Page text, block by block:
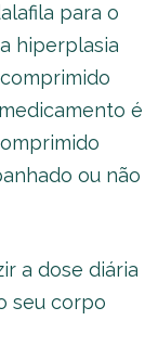
para o
hiperplasia
é
ou não
a dose diária
seu corpo